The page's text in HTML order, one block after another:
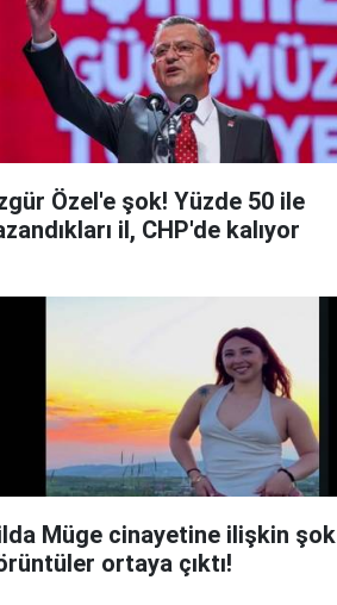
Özel'e şok! Yüzde 50 ile
il, CHP'de kalıyor
Müge cinayetine ilişkin şok
ortaya çıktı!